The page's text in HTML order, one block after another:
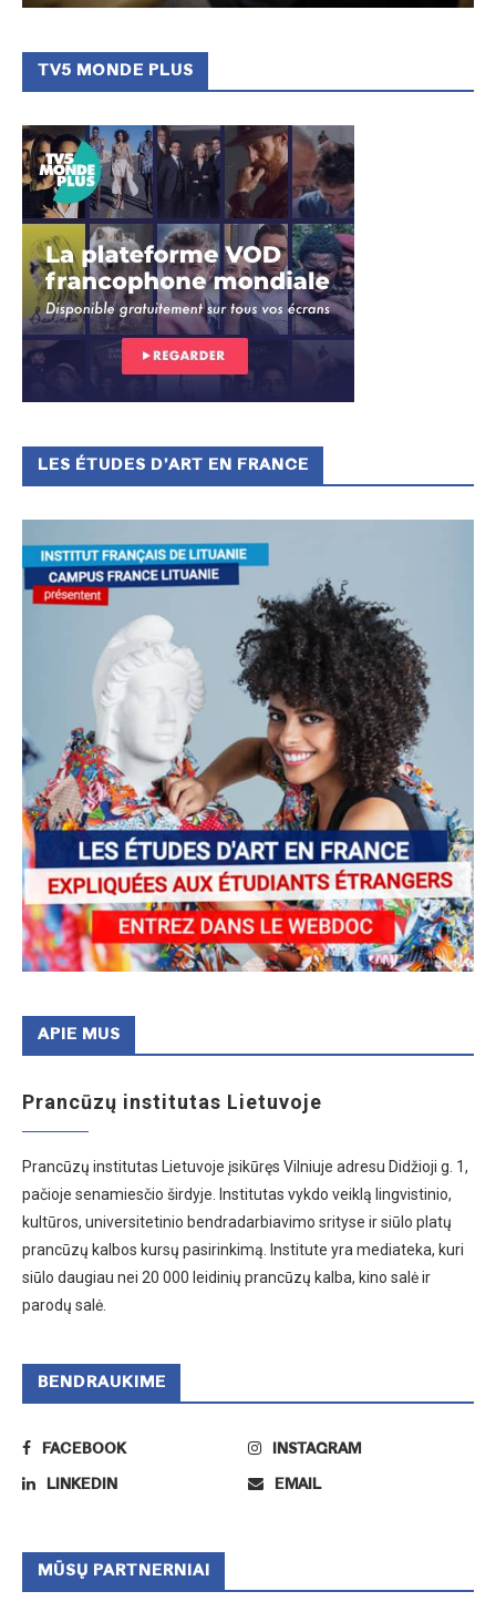
TV5 MONDE PLUS
LES ÉTUDES D’ART EN FRANCE
APIE MUS
Prancūzų institutas Lietuvoje
Prancūzų institutas Lietuvoje įsikūręs Vilniuje adresu Didžioji g. 1,
pačioje senamiesčio širdyje. Institutas vykdo veiklą lingvistinio,
kultūros, universitetinio bendradarbiavimo srityse ir siūlo platų
prancūzų kalbos kursų pasirinkimą. Institute yra mediateka, kuri
siūlo daugiau nei 20 000 leidinių prancūzų kalba, kino salė ir
parodų salė.
BENDRAUKIME
FACEBOOK INSTAGRAM
LINKEDIN EMAIL
MŪSŲ PARTNERNIAI